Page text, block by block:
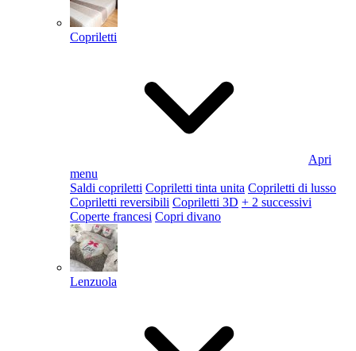
Copriletti
Apri
menu
Saldi copriletti Copriletti tinta unita Copriletti di lusso
Copriletti reversibili Copriletti 3D + 2 successivi
Coperte francesi Copri divano
Lenzuola